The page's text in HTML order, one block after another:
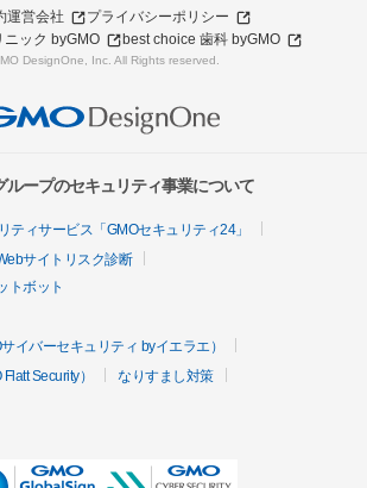
運営会社
プライバシーポリシー
ック byGMO
best choice 歯科 byGMO
DesignOne, Inc. All Rights reserved.
ループのセキュリティ事業について
ティサービス「GMOセキュリティ24」
サイトリスク診断
トボット
イバーセキュリティ byイエラエ）
Security）
なりすまし対策